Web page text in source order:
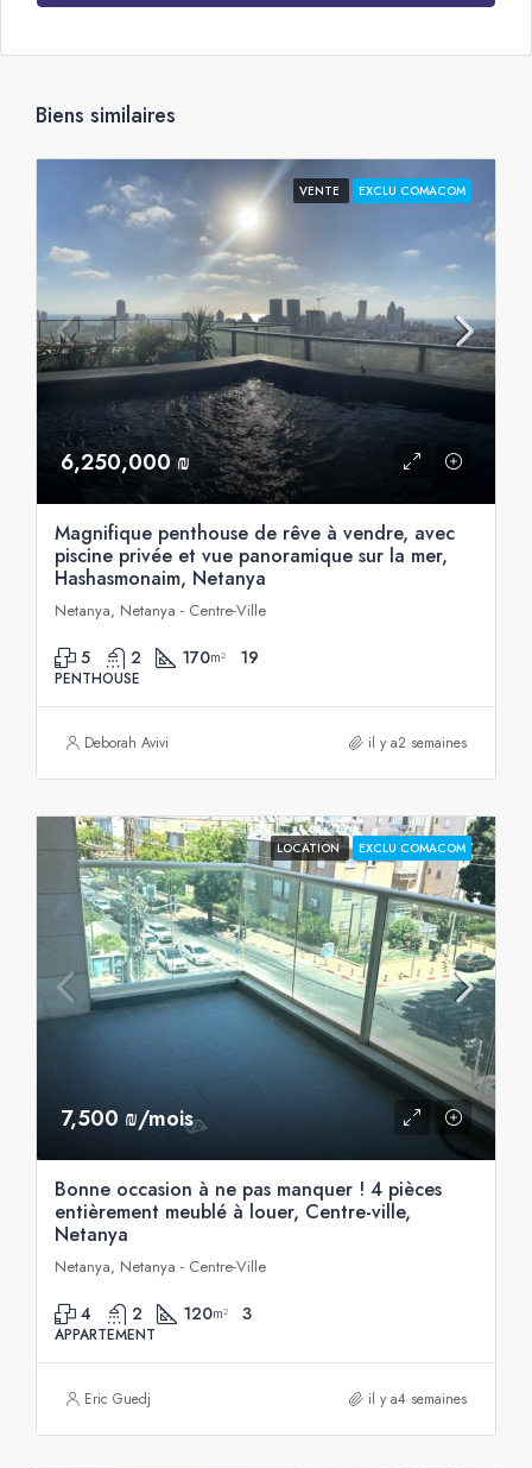
Biens similaires
VENTE EXCLU COMACOM
6,250,000 ₪
Magnifique penthouse de rêve à vendre, avec
piscine privée et vue panoramique sur la mer,
Hashasmonaim, Netanya
Netanya, Netanya - Centre-Ville
5 2 170m² 19
PENTHOUSE
Deborah Avivi il y a2 semaines
LOCATION EXCLU COMACOM
7,500 ₪/mois
Bonne occasion à ne pas manquer ! 4 pièces
entièrement meublé à louer, Centre-ville,
Netanya
Netanya, Netanya - Centre-Ville
4 2 120m² 3
APPARTEMENT
Eric Guedj il y a4 semaines